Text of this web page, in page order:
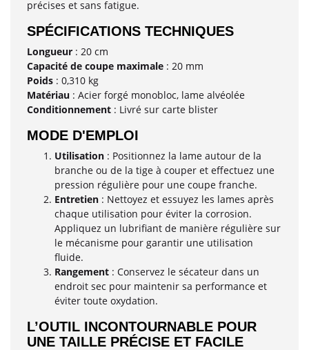
précises et sans fatigue.
SPÉCIFICATIONS TECHNIQUES
Longueur : 20 cm
Capacité de coupe maximale : 20 mm
Poids : 0,310 kg
Matériau : Acier forgé monobloc, lame alvéolée
Conditionnement : Livré sur carte blister
MODE D'EMPLOI
Utilisation : Positionnez la lame autour de la
branche ou de la tige à couper et effectuez une
pression régulière pour une coupe franche.
Entretien : Nettoyez et essuyez les lames après
chaque utilisation pour éviter la corrosion.
Appliquez un lubrifiant de manière régulière sur
le mécanisme pour garantir une utilisation
fluide.
Rangement : Conservez le sécateur dans un
endroit sec pour maintenir sa performance et
éviter toute oxydation.
L’OUTIL INCONTOURNABLE POUR
UNE TAILLE PRÉCISE ET FACILE